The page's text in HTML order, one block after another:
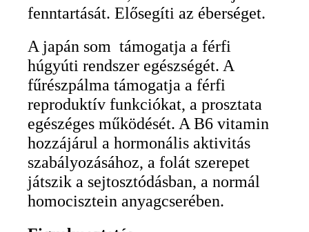
fenntartását. Elősegíti az éberséget.
A japán som támogatja a férfi
húgyúti rendszer egészségét. A
fűrészpálma támogatja a férfi
reproduktív funkciókat, a prosztata
egészéges működését. A B6 vitamin
hozzájárul a hormonális aktivitás
szabályozásához, a folát szerepet
játszik a sejtosztódásban, a normál
homocisztein anyagcserében.